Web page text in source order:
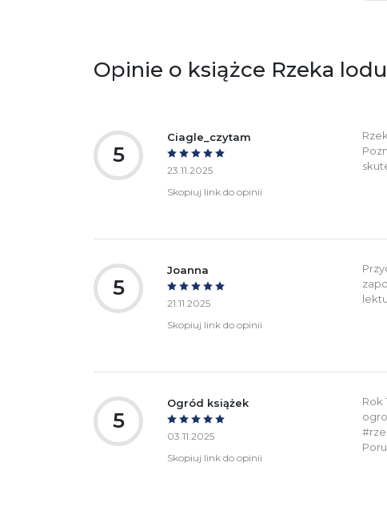
Opinie o książce Rzeka
5
Ciagle_czytam
23.11.2025
Skopiuj link do opinii
5
Joanna
21.11.2025
Skopiuj link do opinii
5
Ogród książek
03.11.2025
Skopiuj link do opinii
Rok